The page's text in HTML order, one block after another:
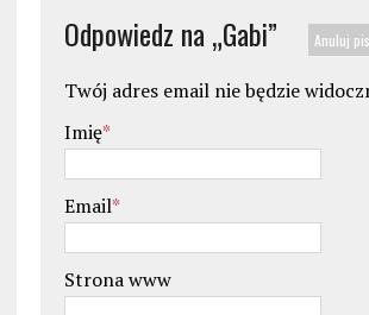
Odpowiedz na „Gabi” Anuluj
Twój adres email nie będzie
Imię*
Email*
Strona www